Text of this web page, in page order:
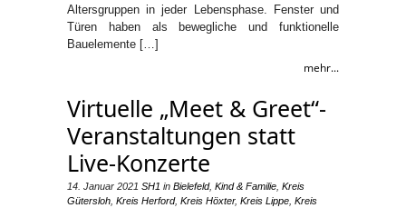
Altersgruppen in jeder Lebensphase. Fenster und
Türen haben als bewegliche und funktionelle
Bauelemente […]
mehr...
Virtuelle „Meet & Greet“-
Veranstaltungen statt
Live-Konzerte
14. Januar 2021 SH1 in Bielefeld, Kind & Familie Kreis
Gütersloh Kreis Herford, Kreis Höxter, Kreis Lippe Kreis